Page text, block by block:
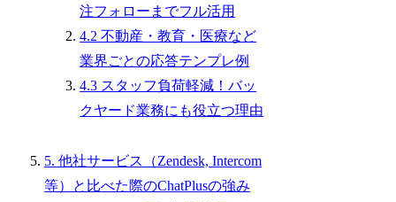
注フォローまでフル活用
4.2 不動産・教育・医療など
業界ごとの応答テンプレ例
4.3 スタッフ負荷軽減！バッ
クヤード業務にも役立つ理由
5. 他社サービス（Zendesk, Intercom
等）と比べた際のChatPlusの強み